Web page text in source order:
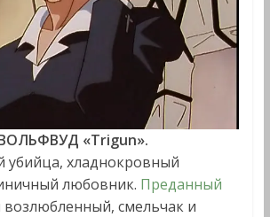
«Trigun».
убийца, хладнокровный
любовник. Преданный
смельчак и